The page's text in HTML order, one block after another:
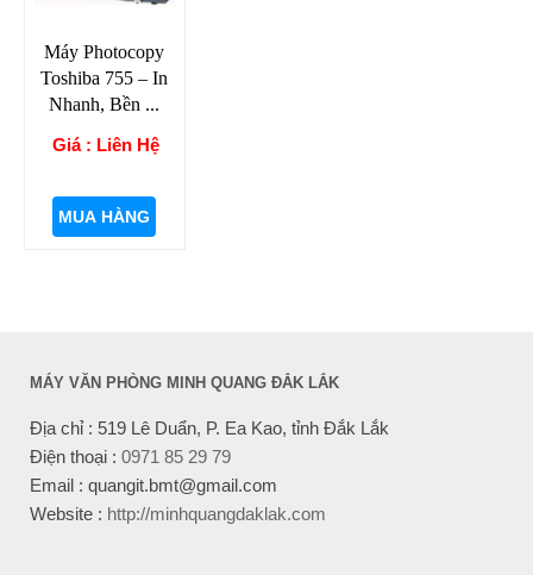
Máy Photocopy
Toshiba 755 – In
Nhanh, Bền ...
Giá : Liên Hệ
MUA HÀNG
MÁY VĂN PHÒNG MINH QUANG ĐẮK LẮK
Địa chỉ : 519 Lê Duẩn, P. Ea Kao, tỉnh Đắk Lắk
Điện thoại : 0971 85 29 79
Email : quangit.bmt@gmail.com
Website : http://minhquangdaklak.com